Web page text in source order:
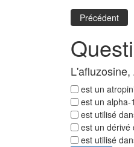
Précédent
L'afluzosine,
est un
est un
est utilisé
est un dérivé
est utilisé